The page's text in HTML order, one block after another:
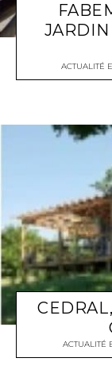
ACTUALITÉ
ACTUALITÉ